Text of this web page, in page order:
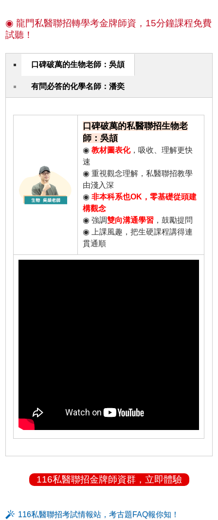
◉ 龍門私醫聯招轉學考金牌師資，15分鐘課程免費
試聽！
口碑破萬的生物老師：吳頡
有問必答的化學名師：潘奕
口碑破萬的私醫聯招生物老
師：吳頡
◉教材圖表化，吸收、理解更快
速
◉ 重視觀念理解，私醫聯招教學
由淺入深
◉非本科系也OK，零基礎從頭建
構觀念
◉ 強調雙向溝通學習 ，鼓勵提問
◉ 上課風趣，把生硬課程講得連
貫通順
116私醫聯招金牌師資群，立即體驗
116私醫聯招考試情報站，考古題FAQ報你知！